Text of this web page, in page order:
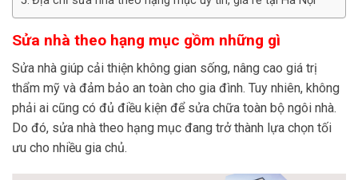
Sửa nhà theo hạng mục gồm những gì
Sửa nhà giúp cải thiện không gian sống, nâng cao giá trị
thẩm mỹ và đảm bảo an toàn cho gia đình. Tuy nhiên, không
phải ai cũng có đủ điều kiện để sửa chữa toàn bộ ngôi nhà.
Do đó, sửa nhà theo hạng mục đang trở thành lựa chọn tối
ưu cho nhiều gia chủ.